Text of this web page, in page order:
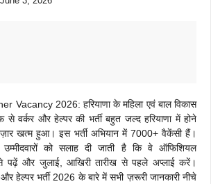
Vacancy 2026: हरियाणा के महिला एवं बाल विकास
से वर्कर और हेल्पर की भर्ती बहुत जल्द हरियाणा में होने
खत्म हुआ। इस भर्ती अभियान में 7000+ वैकेंसी हैं।
को सलाह दी जाती है कि वे ऑफिशियल
पढ़ें और जुलाई, आखिरी तारीख से पहले अप्लाई करें।
और हेल्पर भर्ती 2026 के बारे में सभी ज़रूरी जानकारी नीचे